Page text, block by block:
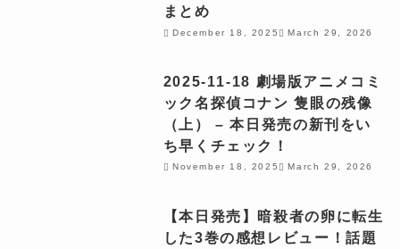
まとめ
December 18, 2025 March 29, 2026
2025-11-18 劇場版アニメコミ
ック名探偵コナン 隻眼の残像
（上） – 本日発売の新刊をい
ち早くチェック！
November 18, 2025 March 29, 2026
【本日発売】暗殺者の卵に転生
した3巻の感想レビュー！話題